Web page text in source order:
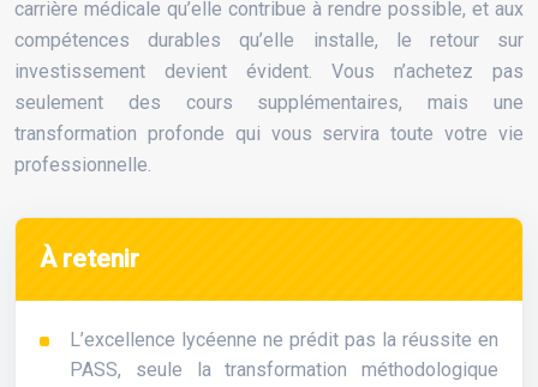
carrière médicale qu’elle contribue à rendre possible, et aux
compétences durables qu’elle installe, le retour sur
investissement devient évident. Vous n’achetez pas
seulement des cours supplémentaires, mais une
transformation profonde qui vous servira toute votre vie
professionnelle.
À retenir
L’excellence lycéenne ne prédit pas la réussite en
PASS, seule la transformation méthodologique